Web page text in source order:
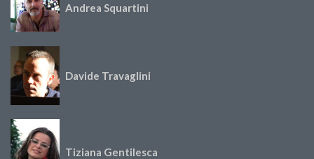
Andrea Squartini
Davide Travaglini
Tiziana Gentilesca